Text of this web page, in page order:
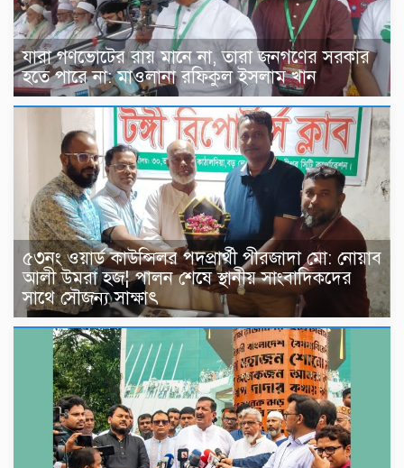
যারা গণভোটের রায় মানে না, তারা জনগণের সরকার
হতে পারে না: মাওলানা রফিকুল ইসলাম খান
৫৩নং ওয়ার্ড কাউন্সিলর পদপ্রার্থী পীরজাদা মো: নোয়াব
আলী উমরা হজ¦ পালন শেষে স্থানীয় সাংবাদিকদের
সাথে সৌজন্য সাক্ষাৎ